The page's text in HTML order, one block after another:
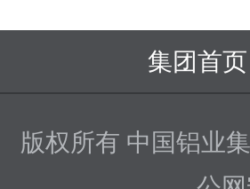
集团首页
版权所有 中国铝业